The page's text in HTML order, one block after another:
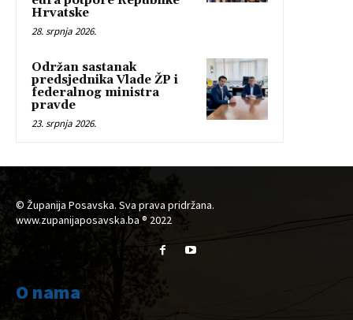
Hrvatske
28. srpnja 2026.
Održan sastanak
predsjednika Vlade ŽP i
federalnog ministra
pravde
23. srpnja 2026.
© Županija Posavska. Sva prava pridržana.
www.zupanijaposavska.ba ® 2022
O nama